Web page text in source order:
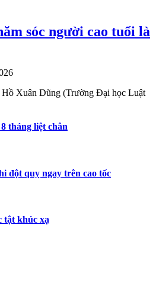
sóc người cao tuổi là
Hồ Xuân Dũng (Trường Đại học Luật
tháng liệt chân
đột quỵ ngay trên cao tốc
tật khúc xạ